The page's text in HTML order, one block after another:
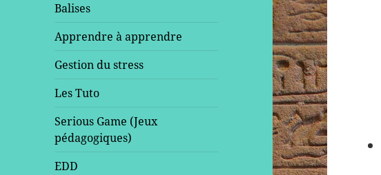
Balises
Apprendre à apprendre
Gestion du stress
Les Tuto
Serious Game (Jeux
pédagogiques)
EDD